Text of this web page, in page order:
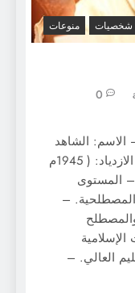
شخصيات منوعات
0
الشاهد
بن محمد البوشيخي. – تاريخ ومكان الازدياد: ( 1945م
المستوى
المصطلحية. –
العالي. –